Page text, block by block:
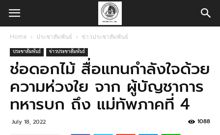
Home ประชาสัมพันธ์ ข่าวประชาสัมพันธ์
ประชาสัมพันธ์ ข่าวประชาสัมพันธ์
ช่อดอกไม้ สื่อแทนกำลังใจด้วย
ความห่วงใย จาก ผู้บัญชาการ
ทหารบก ถึง แม่ทัพภาคที่ 4
July 18, 2022 1088